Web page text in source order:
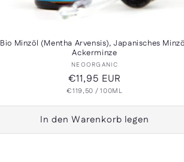
Bio Minzöl (Mentha Arvensis), Japanisches
Ackerminze
Anbieter:
NEOORGANIC
Normaler
Preis
€11,95 EUR
GRUNDPREIS
€119,50 /PRO
100ML
In den Warenkorb legen